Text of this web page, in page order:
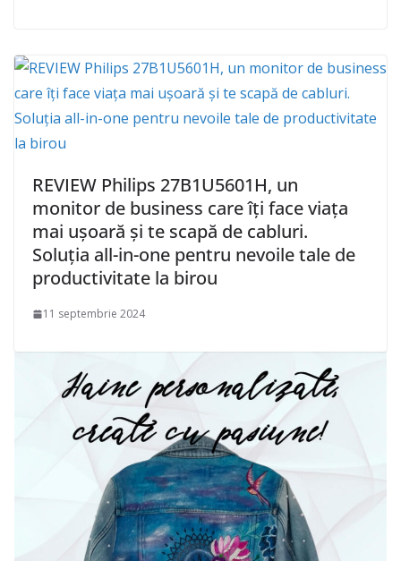
REVIEW Philips 27B1U5601H, un
monitor de business care îți face viața
mai ușoară și te scapă de cabluri.
Soluția all-in-one pentru nevoile tale de
productivitate la birou
11 septembrie 2024